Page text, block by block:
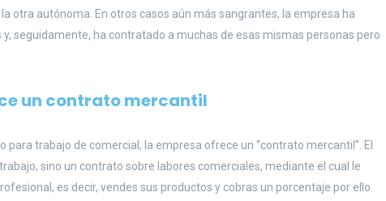
otra autónoma. En otros casos aún más sangrantes, la empresa ha
seguidamente, ha contratado a muchas de esas mismas personas pero
un contrato mercantil
para trabajo de comercial, la empresa ofrece un “contrato mercantil”. El
sino un contrato sobre labores comerciales, mediante el cual le
es decir, vendes sus productos y cobras un porcentaje por ello.